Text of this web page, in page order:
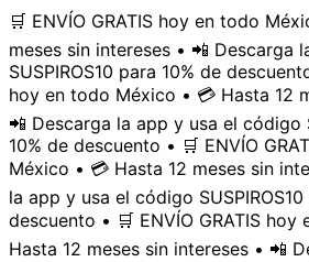
🛒 ENVÍO GRATIS hoy en todo
meses sin intereses • 📲 Descarga
SUSPIROS10 para 10% de
hoy en todo México • 💳 Hasta 12
📲 Descarga la app y usa el código
10% de descuento • 🛒 ENVÍO
México • 💳 Hasta 12 meses sin
la app y usa el código
descuento • 🛒 ENVÍO GRATIS
Hasta 12 meses sin intereses • 📲